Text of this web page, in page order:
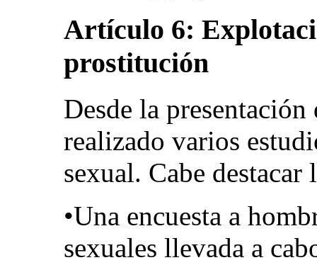
Artículo 6:
prostitución
Desde la
realizado varios
sexual. Cabe destacar
•Una encuesta a
sexuales llevada a